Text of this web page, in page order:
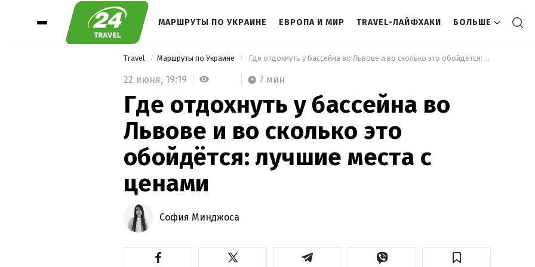
МАРШРУТЫ ПО УКРАИНЕ ЕВРОПА И МИР TRAVEL-ЛАЙФХАКИ БОЛЬШЕ
Travel Маршруты по Украине Где отдохнуть у бассейна во Львове и во сколько это обойдётся: лучшие места с ценами
22 июня, 19:19 7 мин
Где отдохнуть у бассейна во
Львове и во сколько это
обойдётся: лучшие места с
ценами
София Минджоса